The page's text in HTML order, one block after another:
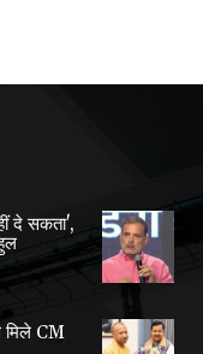
दे सकता',
मिले CM